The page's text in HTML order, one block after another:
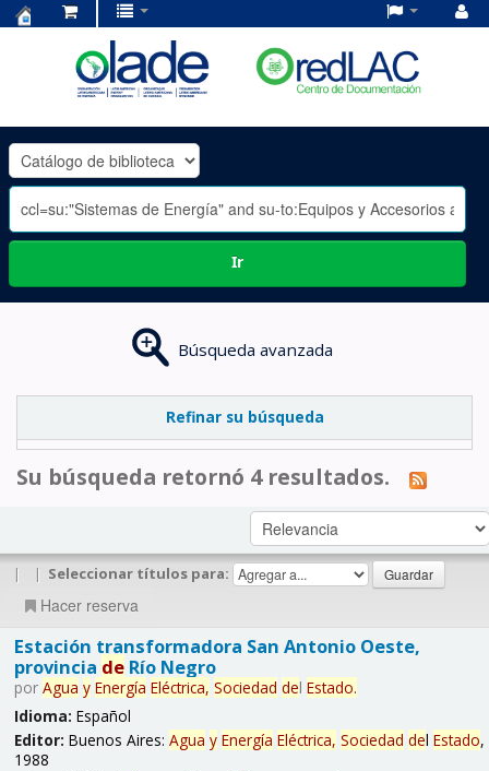
OLADE
-
Ir
Búsqueda avanzada
Refinar su búsqueda
Su búsqueda retornó 4 resultados.
| | Seleccionar títulos para:
Hacer reserva
Estación transformadora San Antonio Oeste,
provincia deRío Negro
por Agua y Energía Eléctrica, Sociedad del Estado.
Idioma: Español
Editor: Buenos Aires: Agua y Energía Eléctrica, Sociedad del Estado,
1988